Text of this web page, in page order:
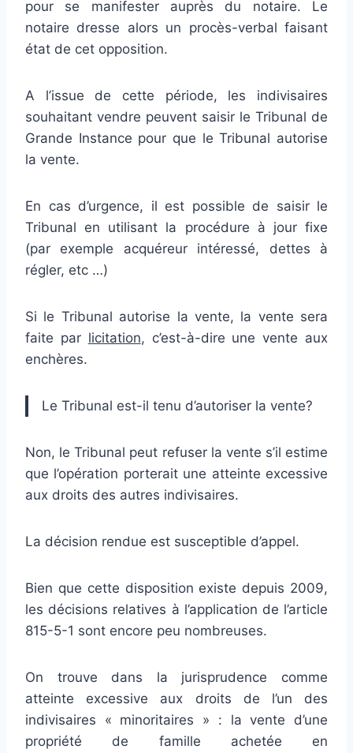
pour se manifester auprès du notaire. Le
notaire dresse alors un procès-verbal faisant
état de cet opposition.
A l’issue de cette période, les indivisaires
souhaitant vendre peuvent saisir le Tribunal de
Grande Instance pour que le Tribunal autorise
la vente.
En cas d’urgence, il est possible de saisir le
Tribunal en utilisant la procédure à jour fixe
(par exemple acquéreur intéressé, dettes à
régler, etc …)
Si le Tribunal autorise la vente, la vente sera
faite par licitation, c’est-à-dire une vente aux
enchères.
Le Tribunal est-il tenu d’autoriser la vente?
Non, le Tribunal peut refuser la vente s’il estime
que l’opération porterait une atteinte excessive
aux droits des autres indivisaires.
La décision rendue est susceptible d’appel.
Bien que cette disposition existe depuis 2009,
les décisions relatives à l’application de l’article
815-5-1 sont encore peu nombreuses.
On trouve dans la jurisprudence comme
atteinte excessive aux droits de l’un des
indivisaires « minoritaires » : la vente d’une
propriété de famille achetée en